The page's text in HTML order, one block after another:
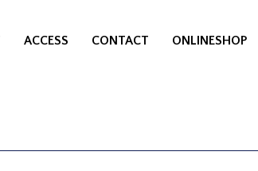
ACCESS CONTACT ONLINESHOP